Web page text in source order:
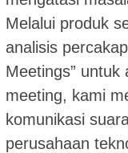
Melalui produk
analisis
Meetings” untuk
meeting, kami
komunikasi
perusahaan